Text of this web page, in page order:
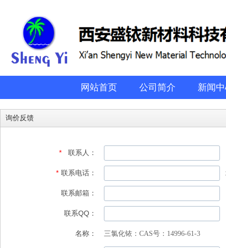
网站首页 公司简介 新闻
询价反馈
* 联系人：
* 联系电话：
联系邮箱：
联系QQ：
名称： 三氯化铱：CAS号：14996-61-3